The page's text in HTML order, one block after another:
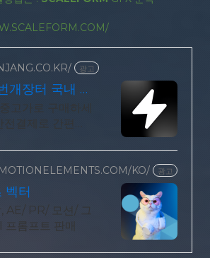
광고
개장터 국내 최
거래
고가로 구매하세
결제로 간편하
10만 개 이상의
KO/ 광고
벡터
AE/ PR/ 모션/ 그
프롬프트 판매